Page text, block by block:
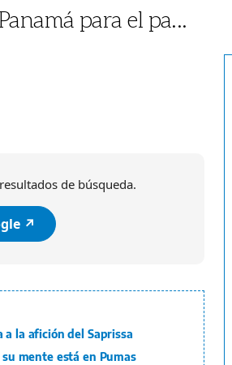
para el pa...
de búsqueda.
↗️
la afición del Saprissa
su mente está en Pumas